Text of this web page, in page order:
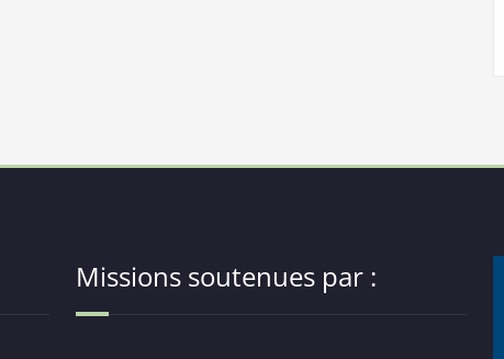
Missions soutenues par :